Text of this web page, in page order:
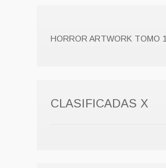
HORROR ARTWORK TOMO 1
CLASIFICADAS X